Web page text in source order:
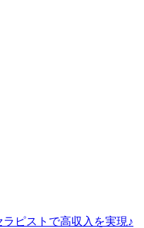
ラピストで高収入を実現♪